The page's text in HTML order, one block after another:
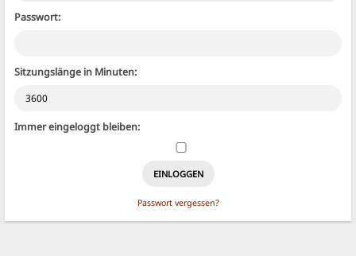
Passwort:
Sitzungslänge in Minuten:
Immer eingeloggt bleiben:
Passwort vergessen?